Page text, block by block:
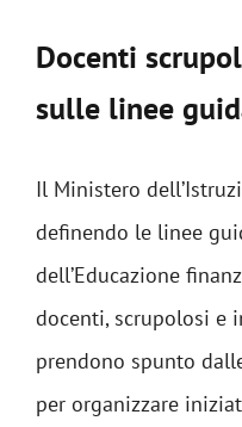
Docenti
sulle linee
Il Ministero
definendo le linee
dell’Educazione
docenti, scrupolosi e
prendono spunto
per organizzare